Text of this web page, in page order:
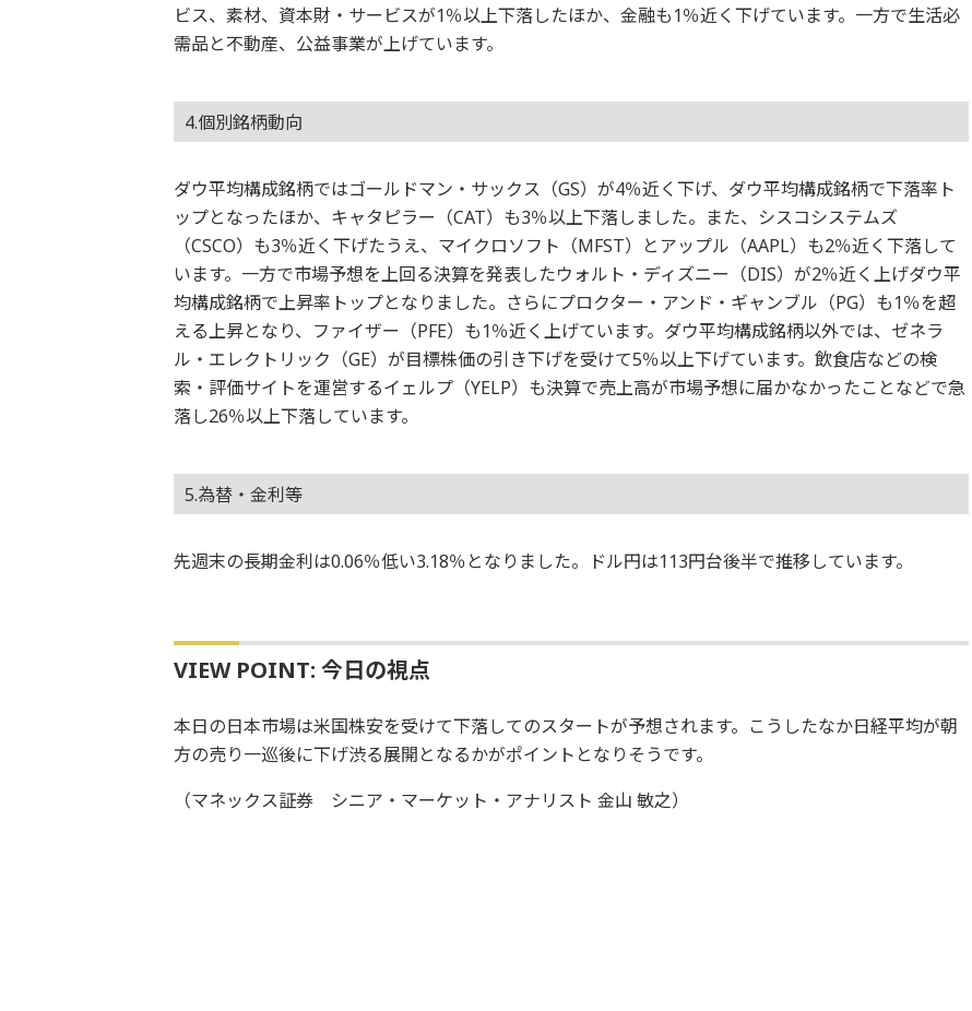
ビス、素材、資本財・サービスが1％以上下落したほか、金融も1％近く下げています。一方で生活必
需品と不動産、公益事業が上げています。
4.個別銘柄動向
ダウ平均構成銘柄ではゴールドマン・サックス（GS）が4％近く下げ、ダウ平均構成銘柄で下落率ト
ップとなったほか、キャタピラー（CAT）も3％以上下落しました。また、シスコシステムズ
（CSCO）も3％近く下げたうえ、マイクロソフト（MFST）とアップル（AAPL）も2％近く下落して
います。一方で市場予想を上回る決算を発表したウォルト・ディズニー（DIS）が2％近く上げダウ平
均構成銘柄で上昇率トップとなりました。さらにプロクター・アンド・ギャンブル（PG）も1％を超
える上昇となり、ファイザー（PFE）も1％近く上げています。ダウ平均構成銘柄以外では、ゼネラ
ル・エレクトリック（GE）が目標株価の引き下げを受けて5％以上下げています。飲食店などの検
索・評価サイトを運営するイェルプ（YELP）も決算で売上高が市場予想に届かなかったことなどで急
落し26％以上下落しています。
5.為替・金利等
先週末の長期金利は0.06％低い3.18％となりました。ドル円は113円台後半で推移しています。
VIEW POINT: 今日の視点
本日の日本市場は米国株安を受けて下落してのスタートが予想されます。こうしたなか日経平均が朝
方の売り一巡後に下げ渋る展開となるかがポイントとなりそうです。
（マネックス証券 シニア・マーケット・アナリスト 金山 敏之）